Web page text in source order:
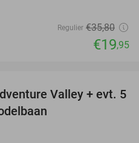
Regulier €35,80
€19,95
17%
Valley + evt. 5